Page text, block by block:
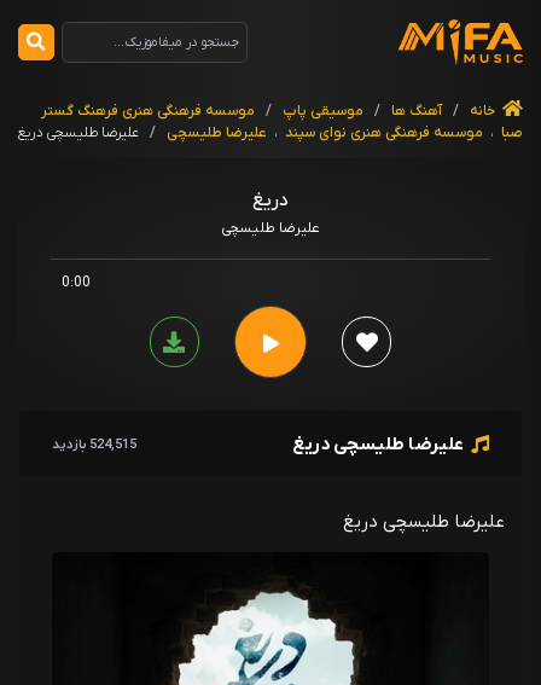
خانه / آهنگ ها / موسیقی پاپ /
موسسه فرهنگی هنری فرهنگ گستر
صبا ، موسسه فرهنگی هنری نوای سپند ، علیرضا طلیسچی / علیرضا طلیسچی دریغ
دریغ
علیرضا طلیسچی
0:00
علیرضا طلیسچی دریغ 524,515 بازدید
علیرضا طلیسچی دریغ